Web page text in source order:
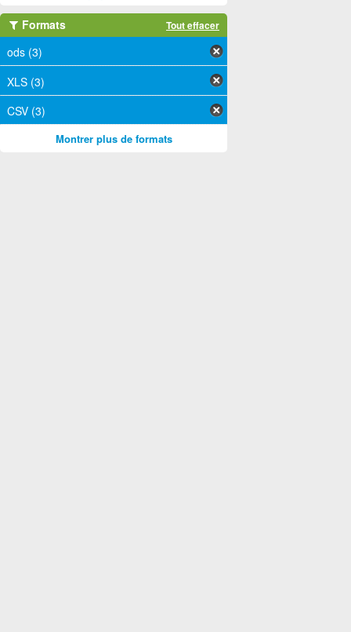
Formats Tout effacer
ods (3)
XLS (3)
CSV (3)
Montrer plus de formats